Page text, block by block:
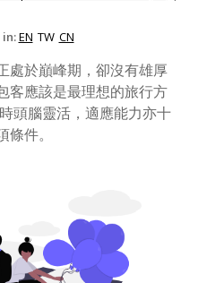
in:EN TW CN
處於巔峰期，卻沒有雄厚
客應該是最理想的旅行方
頭腦靈活，適應能力亦十
件。